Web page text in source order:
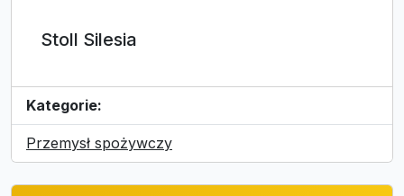
Stoll Silesia
Kategorie:
Przemysł spożywczy